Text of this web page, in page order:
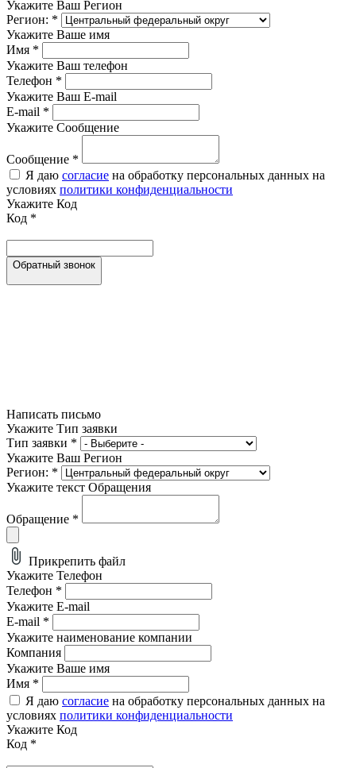
Укажите Ваш Регион
Регион: *
Укажите Ваше имя
Имя *
Укажите Ваш телефон
Телефон *
Укажите Ваш E-mail
E-mail *
Укажите Сообщение
Сообщение *
Я даю согласие на обработку персональных данных на
условиях политики конфиденциальности
Укажите Код
Код *
Обратный звонок
Написать письмо
Укажите Тип заявки
Тип заявки *
Укажите Ваш Регион
Регион: *
Укажите текст Обращения
Обращение *
Прикрепить файл
Укажите Телефон
Телефон *
Укажите E-mail
E-mail *
Укажите наименование компании
Компания
Укажите Ваше имя
Имя *
Я даю согласие на обработку персональных данных на
условиях политики конфиденциальности
Укажите Код
Код *